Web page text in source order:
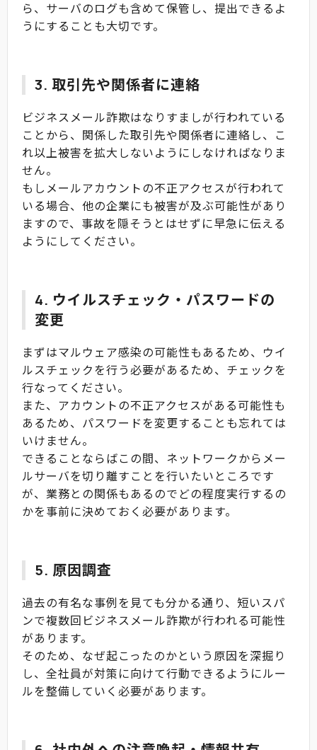
ら、サーバのログも含めて保管し、提出できるよ
うにすることも大切です。
3. 取引先や関係者に連絡
ビジネスメール詐欺はなりすましが行われている
ことから、関係した取引先や関係者に連絡し、こ
れ以上被害を拡大しないようにしなければなりま
せん。
もしメールアカウントの不正アクセスが行われて
いる場合、他の企業にも被害が及ぶ可能性があり
ますので、事故を隠そうとはせずに早急に伝える
ようにしてください。
4. ウイルスチェック・パスワードの
変更
まずはマルウェア感染の可能性もあるため、ウイ
ルスチェックを行う必要があるため、チェックを
行なってください。
また、アカウントの不正アクセスがある可能性も
あるため、パスワードを変更することも忘れては
いけません。
できることならばこの間、ネットワークからメー
ルサーバを切り離すことを行いたいところです
が、業務との関係もあるのでどの程度実行するの
かを事前に決めておく必要があります。
5. 原因調査
過去の有名な事例を見ても分かる通り、短いスパ
ンで複数回ビジネスメール詐欺が行われる可能性
があります。
そのため、なぜ起こったのかという原因を深掘り
し、全社員が対策に向けて行動できるようにルー
ルを整備していく必要があります。